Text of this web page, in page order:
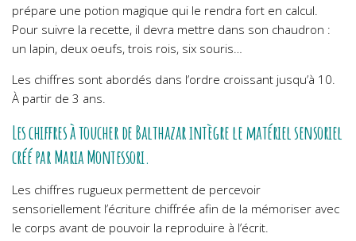
prépare une potion magique qui le rendra fort en calcul.
Pour suivre la recette, il devra mettre dans son chaudron :
un lapin, deux oeufs, trois rois, six souris…
Les chiffres sont abordés dans l’ordre croissant jusqu’à 10.
À partir de 3 ans.
Les chiffres à toucher de Balthazar intègre le matériel sensoriel
créé par Maria Montessori.
Les chiffres rugueux permettent de percevoir
sensoriellement l’écriture chiffrée afin de la mémoriser avec
le corps avant de pouvoir la reproduire à l’écrit.